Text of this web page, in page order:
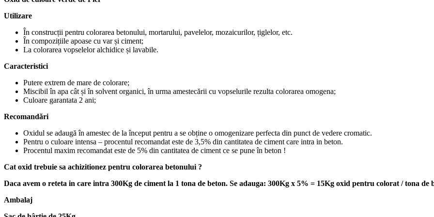
Utilizare
În construcții pentru colorarea betonului, mortarului, pavelelor, mozaicurilor, țiglelor, etc.
În compozițiile apoase cu var și ciment;
La colorarea vopselelor alchidice și lavabile.
Caracteristici
Putere extrem de mare de colorare;
Miscibil în apa cât și în solvent organici, în urma amestecării cu vopselurile rezulta colorarea omogena;
Culoare garantata 2 ani;
Recomandări
Oxidul se adaugă în amestec de la început pentru a se obține o omogenizare perfecta din punct de vedere cromatic.
Pentru o culoare intensa – procentul recomandat este de 3,5% din cantitatea de ciment care intra in beton.
Procentul maxim recomandat este de 5% din cantitatea de ciment ce se pune în beton !
Cat oxid trebuie sa achizitionez pentru colorarea betonului ?
Daca avem o reteta in care intra 300Kg de ciment la 1 tona de beton. Se adauga: 300Kg x 5% = 15Kg oxid pentru colorat / tona de
Ambalaj